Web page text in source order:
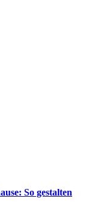
So gestalten